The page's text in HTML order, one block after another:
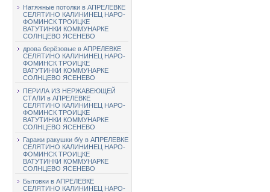
Натяжные потолки в АПРЕЛЕВКЕ
СЕЛЯТИНО КАЛИНИНЕЦ НАРО-
ФОМИНСК ТРОИЦКЕ
ВАТУТИНКИ КОММУНАРКЕ
СОЛНЦЕВО ЯСЕНЕВО
дрова берёзовые в АПРЕЛЕВКЕ
СЕЛЯТИНО КАЛИНИНЕЦ НАРО-
ФОМИНСК ТРОИЦКЕ
ВАТУТИНКИ КОММУНАРКЕ
СОЛНЦЕВО ЯСЕНЕВО
ПЕРИЛА ИЗ НЕРЖАВЕЮЩЕЙ
СТАЛИ в АПРЕЛЕВКЕ
СЕЛЯТИНО КАЛИНИНЕЦ НАРО-
ФОМИНСК ТРОИЦКЕ
ВАТУТИНКИ КОММУНАРКЕ
СОЛНЦЕВО ЯСЕНЕВО
Гаражи ракушки б/у в АПРЕЛЕВКЕ
СЕЛЯТИНО КАЛИНИНЕЦ НАРО-
ФОМИНСК ТРОИЦКЕ
ВАТУТИНКИ КОММУНАРКЕ
СОЛНЦЕВО ЯСЕНЕВО
Бытовки в АПРЕЛЕВКЕ
СЕЛЯТИНО КАЛИНИНЕЦ НАРО-